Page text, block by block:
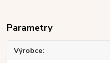
Parametry
Výrobce